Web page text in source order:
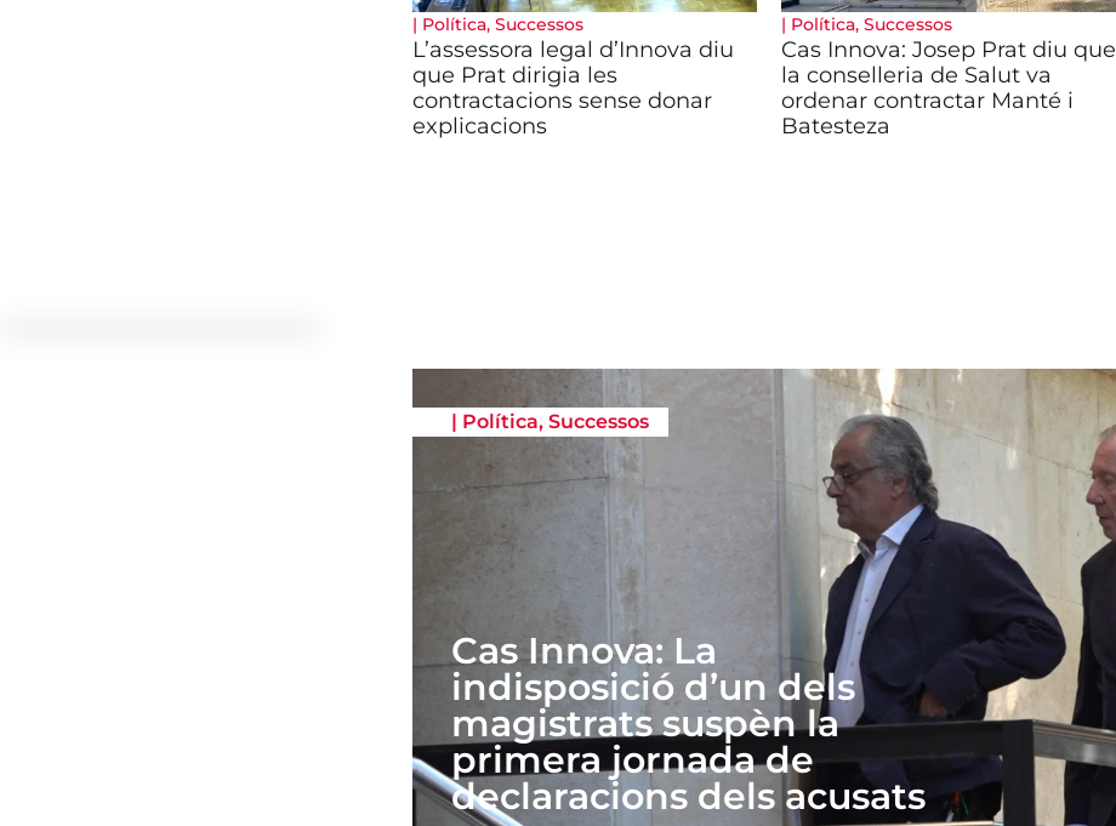
| Política, Successos
L’assessora legal d’Innova diu
que Prat dirigia les
contractacions sense donar
explicacions
| Política, Successos
Cas Innova: Josep Prat diu que
la conselleria de Salut va
ordenar contractar Manté i
Batesteza
| Política, Successos
Cas Innova: La
indisposició d’un dels
magistrats suspèn la
primera jornada de
declaracions dels acusats